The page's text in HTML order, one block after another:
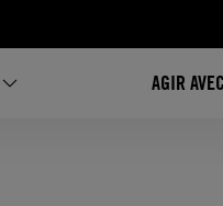
AGIR